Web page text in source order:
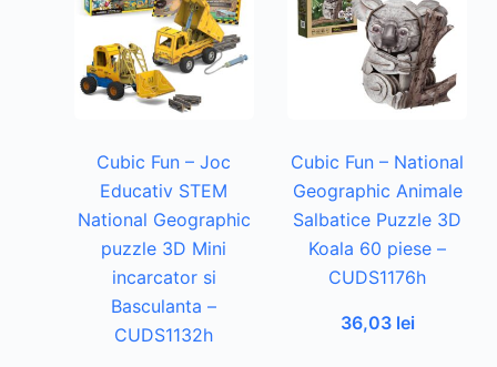
Cubic Fun – Joc
Educativ STEM
National Geographic
puzzle 3D Mini
incarcator si
Basculanta –
CUDS1132h
Cubic Fun – National
Geographic Animale
Salbatice Puzzle 3D
Koala 60 piese –
CUDS1176h
36,03 lei